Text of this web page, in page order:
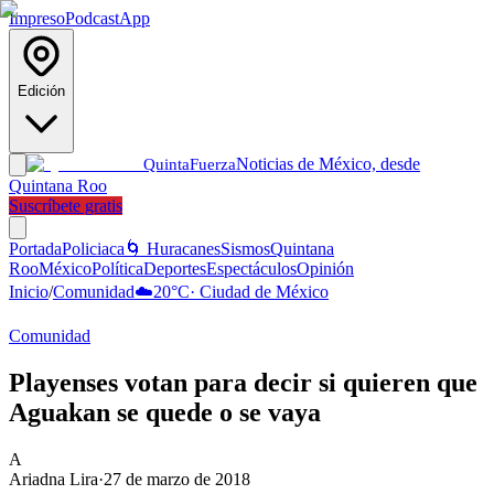
ImpresoPodcastApp
Edición
QuintaFuerzaNoticias de México, desde
Quintana Roo
Suscríbete gratis
PortadaPoliciaca 🌀 HuracanesSismosQuintana
RooMéxicoPolíticaDeportesEspectáculosOpinión
Inicio/Comunidad☁️20°C· Ciudad de México
Comunidad
Playenses votan para decir si quieren que
Aguakan se quede o se vaya
A
Ariadna Lira·27 de marzo de 2018